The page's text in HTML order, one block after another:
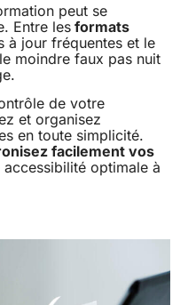
peut se
Entre les formats
à jour fréquentes et le
moindre faux pas nuit
de votre
et organisez
en toute simplicité.
facilement vos
optimale à